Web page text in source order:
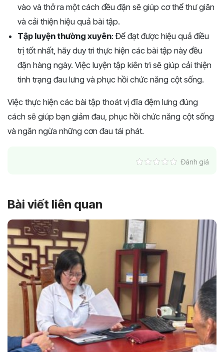
vào và thở ra một cách đều đặn sẽ giúp cơ thể thư giãn
và cải thiện hiệu quả bài tập.
Tập luyện thường xuyên: Để đạt được hiệu quả điều
trị tốt nhất, hãy duy trì thực hiện các bài tập này đều
đặn hàng ngày. Việc luyện tập kiên trì sẽ giúp cải thiện
tình trạng đau lưng và phục hồi chức năng cột sống.
Việc thực hiện các bài tập thoát vị đĩa đệm lưng đúng
cách sẽ giúp bạn giảm đau, phục hồi chức năng cột sống
và ngăn ngừa những cơn đau tái phát.
Đánh giá
Bài viết liên quan